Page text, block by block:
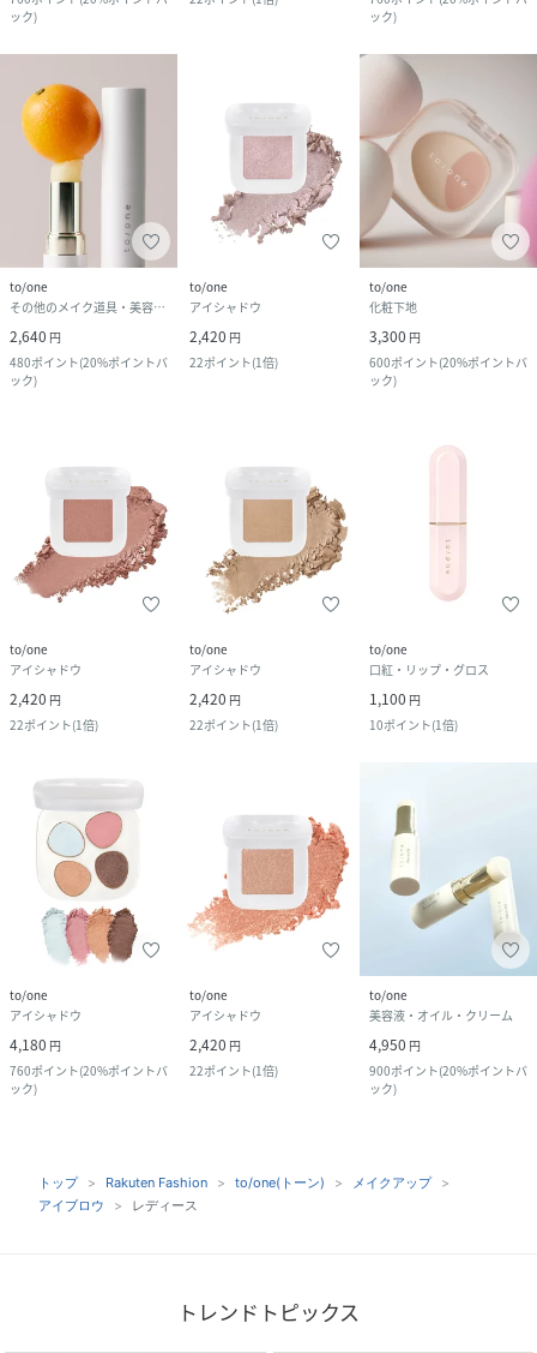
ック)
ック)
to/one
その他のメイク道具・美容器具
2,640 円
480ポイント(20%ポイントバ
ック)
to/one
アイシャドウ
2,420 円
22ポイント(1倍)
to/one
化粧下地
3,300 円
600ポイント(20%ポイントバ
ック)
to/one
アイシャドウ
2,420 円
22ポイント(1倍)
to/one
アイシャドウ
2,420 円
22ポイント(1倍)
to/one
口紅・リップ・グロス
1,100 円
10ポイント(1倍)
to/one
アイシャドウ
4,180 円
760ポイント(20%ポイントバ
ック)
to/one
アイシャドウ
2,420 円
22ポイント(1倍)
to/one
美容液・オイル・クリーム
4,950 円
900ポイント(20%ポイントバ
ック)
トップ Rakuten Fashion to/one(トーン)
メイクアップ
アイブロウ
レディース
トレンドトピックス